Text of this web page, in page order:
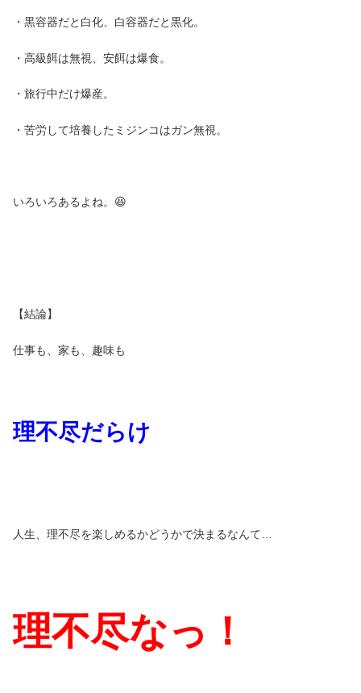
・黒容器だと白化、白容器だと黒化。
・高級餌は無視、安餌は爆食。
・旅行中だけ爆産。
・苦労して培養したミジンコはガン無視。
いろいろあるよね。😆
【結論】
仕事も、家も、趣味も
理不尽だらけ
人生、理不尽を楽しめるかどうかで決まるなんて…
理不尽なっ！